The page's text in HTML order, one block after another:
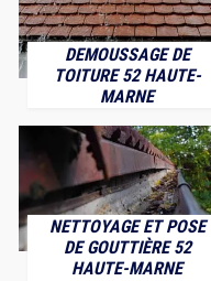
DEMOUSSAGE DE
TOITURE 52 HAUTE-
MARNE
NETTOYAGE ET POSE
DE GOUTTIÈRE 52
HAUTE-MARNE